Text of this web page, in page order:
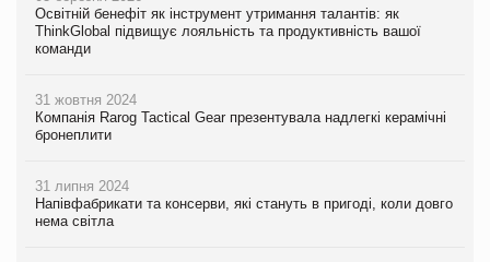
Освітній бенефіт як інструмент утримання талантів: як
ThinkGlobal підвищує лояльність та продуктивність вашої
команди
31 жовтня 2024
Компанія Rarog Tactical Gear презентувала надлегкі керамічні
бронеплити
31 липня 2024
Напівфабрикати та консерви, які стануть в пригоді, коли довго
нема світла